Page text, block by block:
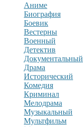
Аниме
Биография
Боевик
Вестерны
Военный
Детектив
Документальный
Драма
Исторический
Комедия
Криминал
Мелодрама
Музыкальный
Мультфильм